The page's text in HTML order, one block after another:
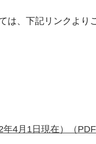
は、下記リンクより
4月1日現在）（PDF